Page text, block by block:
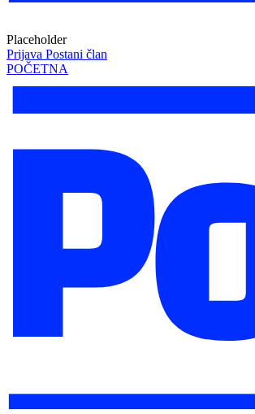
Placeholder
Prijava Postani član
POČETNA